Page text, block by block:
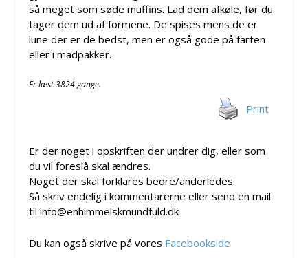
så meget som søde muffins. Lad dem afkøle, før du
tager dem ud af formene. De spises mens de er
lune der er de bedst, men er også gode på farten
eller i madpakker.
Er læst 3824 gange.
Print
Er der noget i opskriften der undrer dig, eller som
du vil foreslå skal ændres.
Noget der skal forklares bedre/anderledes.
Så skriv endelig i kommentarerne eller send en mail
til info@enhimmelskmundfuld.dk
Du kan også skrive på vores Facebookside